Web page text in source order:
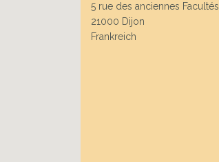
5 rue des anciennes Facultés
21000 Dijon
Frankreich